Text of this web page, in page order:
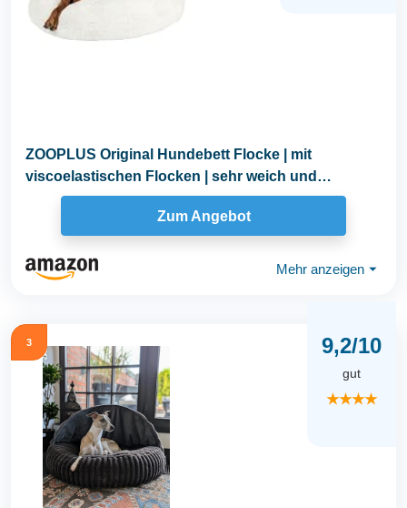
ZOOPLUS Original Hundebett Flocke | mit
viscoelastischen Flocken | sehr weich und
gemütlich...
Zum Angebot
Mehr anzeigen ⏷
3 9,2/10
gut
★★★★